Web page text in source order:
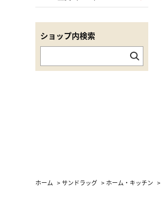
ショップ内検索
ホーム >サンドラッグ > ホーム・キッチン >